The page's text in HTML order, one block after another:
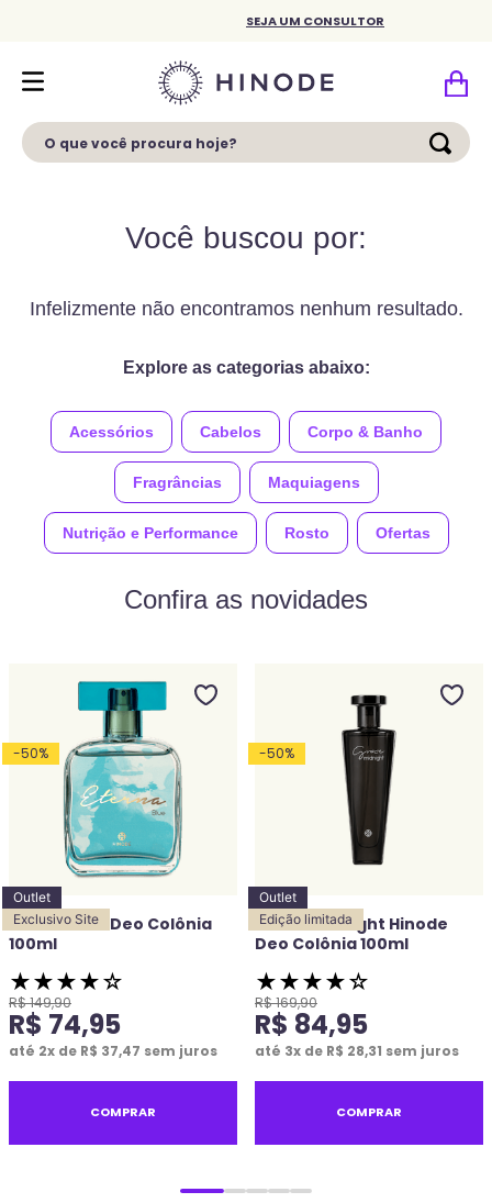
SEJA UM CONSULTOR
O que você procura hoje?
Você buscou por:
Infelizmente não encontramos nenhum resultado.
Explore as categorias abaixo:
Acessórios Cabelos Corpo & Banho
Fragrâncias Maquiagens
Nutrição e Performance Rosto Ofertas
Confira as novidades
-50%
Outlet
Exclusivo Site
Eterna Blue Deo Colônia
100ml
★★★★☆
R$149,90
R$ 74,95
até 2x de R$ 37,47 sem juros
COMPRAR
-50%
Outlet
Edição limitada
Grace Midnight Hinode
Deo Colônia 100ml
★★★★☆
R$169,90
R$ 84,95
até 3x de R$ 28,31 sem juros
COMPRAR